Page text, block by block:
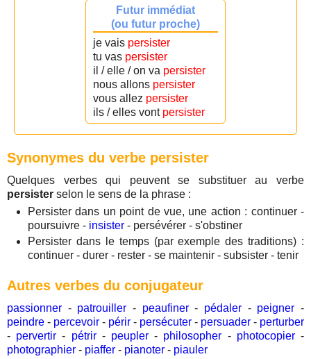
Futur immédiat
(ou futur proche)
je vais persister
tu vas persister
il / elle / on va persister
nous allons persister
vous allez persister
ils / elles vont persister
Synonymes du verbe persister
Quelques verbes qui peuvent se substituer au verbe
persister selon le sens de la phrase :
Persister dans un point de vue, une action : continuer -
poursuivre - insister - persévérer - s'obstiner
Persister dans le temps (par exemple des traditions) :
continuer - durer - rester - se maintenir - subsister - tenir
Autres verbes du conjugateur
passionner - patrouiller - peaufiner- pédaler - peigner -
peindre - percevoir - périr - persécuter - persuader - perturber
- pervertir - pétrir- peupler - philosopher - photocopier-
photographier - piaffer - pianoter - piauler